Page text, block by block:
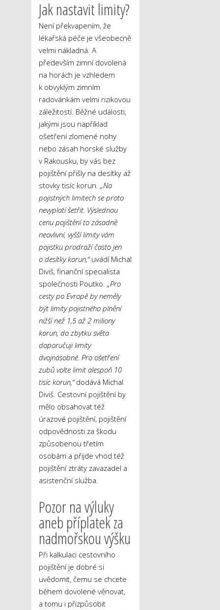
Jak nastavit limity?
Není překvapením, že
lékařská péče je všeobecně
velmi nákladná. A
především zimní dovolená
na horách je vzhledem
k obvyklým zimním
radovánkám velmi rizikovou
záležitostí. Běžné události,
jakými jsou například
ošetření zlomené nohy
nebo zásah horské služby
v Rakousku, by vás bez
pojištění přišly na desítky až
stovky tisíc korun. „Na
pojistných limitech se proto
nevyplatí šetřit. Výslednou
cenu pojištění to zásadně
neovlivní, vyšší limity vám
pojistku prodraží často jen
o desítky korun,“uvádí Michal
Diviš, finanční specialista
společnosti Poutko. „Pro
cesty po Evropě by neměly
být limity pojistného plnění
nižší než 1,5 až 2 miliony
korun, do zbytku světa
doporučuji limity
dvojnásobné. Pro ošetření
zubů volte limit alespoň 10
tisíc korun,“dodává Michal
Diviš. Cestovní pojištění by
mělo obsahovat též
úrazové pojištění, pojištění
odpovědnosti za škodu
způsobenou třetím
osobám a přijde vhod též
pojištění ztráty zavazadel a
asistenční služba.
Pozor na výluky
aneb příplatek za
nadmořskou výšku
Při kalkulaci cestovního
pojištění je dobré si
uvědomit, čemu se chcete
během dovolené věnovat,
a tomu i přizpůsobit